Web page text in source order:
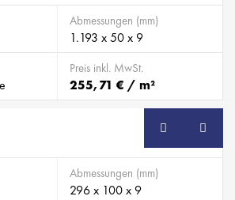
Abmessungen (mm)
1.193 x 50 x 9
Preis inkl. MwSt.
255,71 € / m²
SB
Abmessungen (mm)
296 x 100 x 9